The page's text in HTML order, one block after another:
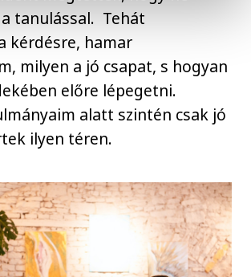
tanulással. Tehát
kérdésre, hamar
milyen a jó csapat, s hogyan
előre lépegetni.
alatt szintén csak jó
ilyen téren.